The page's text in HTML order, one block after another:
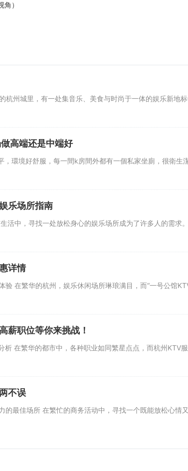
）
州城里，有一处集音乐、美食与时尚于一体的娱乐新地
高端还是中端好
境好舒服，每一間k房間外都有一個私家坐廁，很衛生
乐场所指南
中，寻找一处放松身心的娱乐场所成为了许多人的需求
详情
在繁华的杭州，娱乐休闲场所琳琅满目，而“一号公馆
薪职位等你来挑战！
繁华的都市中，各种职业如同繁星点点，而杭州KTV
不误
佳场所 在繁忙的商务活动中，寻找一个既能放松心情